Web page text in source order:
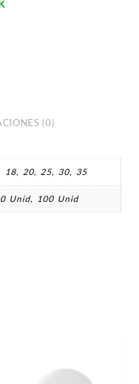
(0)
18, 20, 25, 30, 35
Unid, 100 Unid